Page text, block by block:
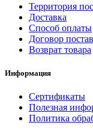
Территория
Доставка
Способ оплаты
Договор
Возврат товара
Информация
Сертификаты
Полезная
Политика